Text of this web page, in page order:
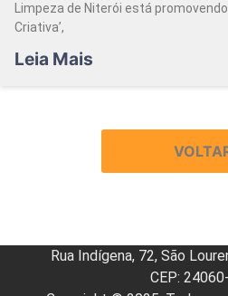
Limpeza de Niterói está
Criativa’,
Leia Mais
Rua Indígena, 72, São
CEP: